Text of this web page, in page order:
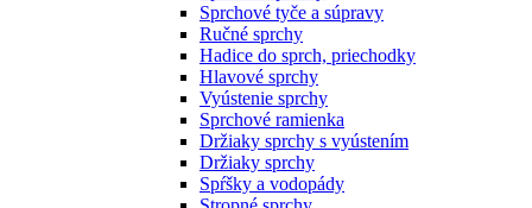
Sprchové tyče a súpravy
Ručné sprchy
Hadice do sprch, priechodky
Hlavové sprchy
Vyústenie sprchy
Sprchové ramienka
Držiaky sprchy s vyústením
Držiaky sprchy
Spŕšky a vodopády